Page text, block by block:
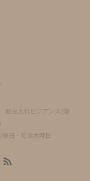
銀座大竹ビジデンス2階
曜日・毎週木曜日